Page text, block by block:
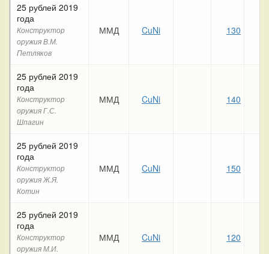
25 рублей 2019
года
Конструктор
оружия В.М.
Петляков
ММД CuNi 130
25 рублей 2019
года
Конструктор
оружия Г.С.
Шпагин
ММД CuNi 140
25 рублей 2019
года
Конструктор
оружия Ж.Я.
Котин
ММД CuNi 150
25 рублей 2019
года
Конструктор
оружия М.И.
ММД CuNi 120